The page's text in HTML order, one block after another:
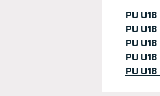
PU
PU
PU
PU
PU